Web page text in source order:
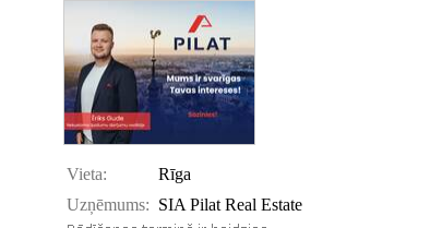
Vieta:
Rīga
Uzņēmums: SIA Pilat Real Estate